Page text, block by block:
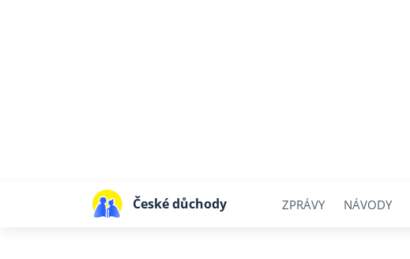
České důchody ZPRÁVY NÁVODY